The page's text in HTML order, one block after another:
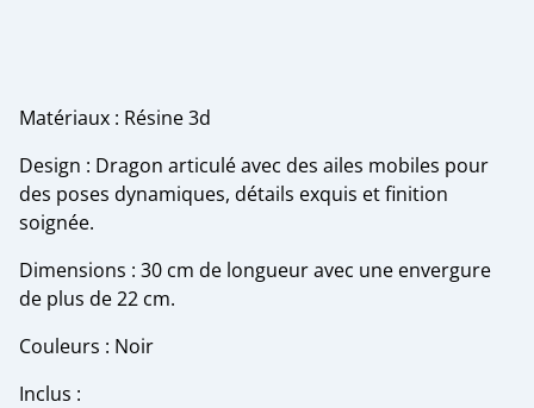
Matériaux : Résine 3d
Design : Dragon articulé avec des ailes mobiles pour
des poses dynamiques, détails exquis et finition
soignée.
Dimensions : 30 cm de longueur avec une envergure
de plus de 22 cm.
Couleurs : Noir
Inclus :